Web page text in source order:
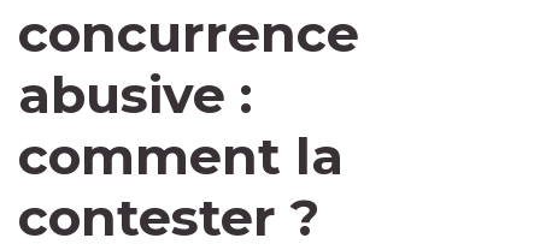
concurrence
abusive :
comment la
contester ?